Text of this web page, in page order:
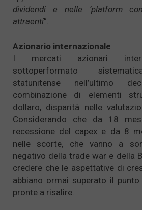
dividendi e nelle ‘platform
attraenti”.
Azionario internazionale
I mercati azionari
sottoperformato
statunitense nell’ultimo
combinazione di elementi
dollaro, disparità nelle
Considerando che da 18
recessione del capex e da 8
nelle scorte, che vanno a
negativo della trade war e della
credere che le aspettative di
abbiano ormai superato il
pronte a risalire.